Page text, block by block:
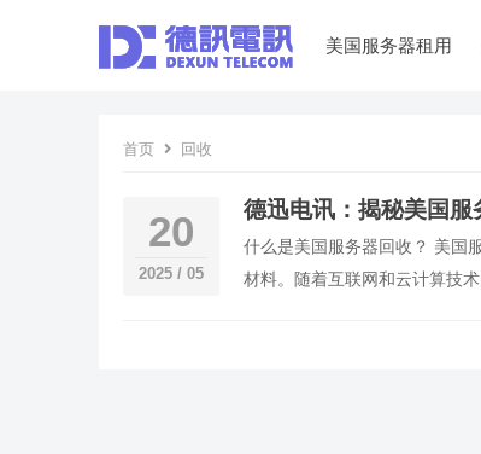
美国服务器租用
首页 回收
20
2025 / 05
德迅电讯：揭秘美国
什么是美国服务器回收？ 美国
材料。随着互联网和云计算技